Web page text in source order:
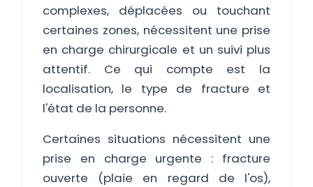
complexes, déplacées ou touchant
certaines zones, nécessitent une prise
en charge chirurgicale et un suivi plus
attentif. Ce qui compte est la
localisation, le type de fracture et
l'état de la personne.
Certaines situations nécessitent une
prise en charge urgente : fracture
ouverte (plaie en regard de l'os),